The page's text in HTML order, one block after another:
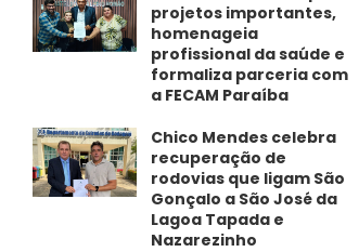
projetos importantes,
homenageia
profissional da saúde e
formaliza parceria com
a FECAM Paraíba
Chico Mendes celebra
recuperação de
rodovias que ligam São
Gonçalo a São José da
Lagoa Tapada e
Nazarezinho